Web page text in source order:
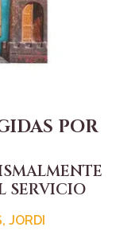
POR
SERVICIO
JORDI